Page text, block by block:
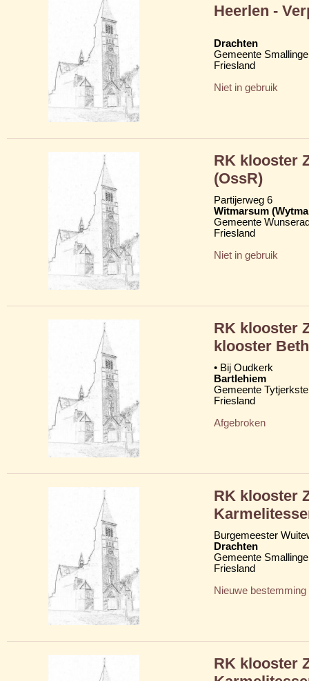
Heerlen -
Drachten
Gemeente
Friesland
Niet in gebruik
RK klooster
(OssR)
Partijerweg 6
Witmarsum
Gemeente
Friesland
Niet in gebruik
RK klooster
klooster
• Bij Oudkerk
Bartlehiem
Gemeente
Friesland
Afgebroken
RK klooster
Burgemeester
Drachten
Gemeente
Friesland
Nieuwe bestemming
RK klooster